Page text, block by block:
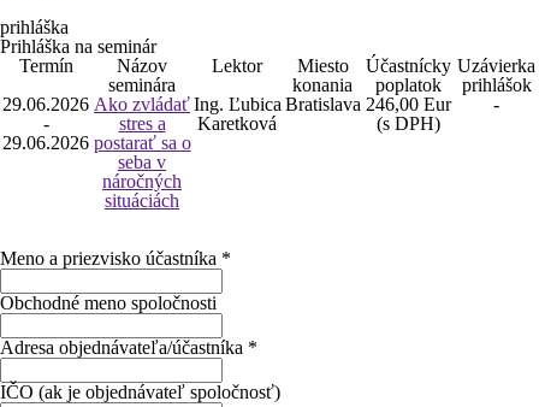
prihláška
Prihláška na seminár
Termín
Názov
seminára
Lektor
Miesto
konania
Účastnícky
poplatok
Uzávierka
prihlášok
29.06.2026
-
29.06.2026
Ako zvládať
stres a
postarať sa o
seba v
náročných
situáciách
Ing. Ľubica
Karetková
Bratislava 246,00 Eur
(s DPH)
-
Meno a priezvisko účastníka *
Obchodné meno spoločnosti
Adresa objednávateľa/účastníka *
IČO (ak je objednávateľ spoločnosť)